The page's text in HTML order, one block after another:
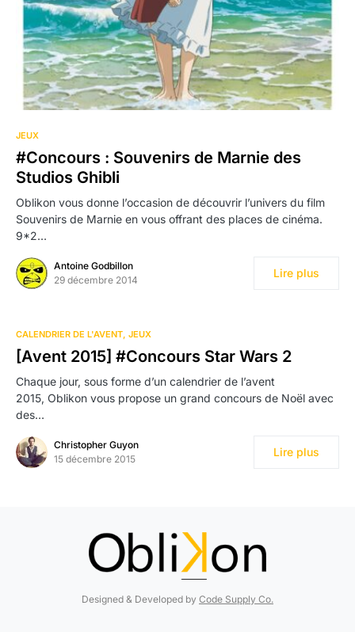
JEUX
#Concours : Souvenirs de Marnie des
Studios Ghibli
Oblikon vous donne l’occasion de découvrir l’univers du film
Souvenirs de Marnie en vous offrant des places de cinéma.
9*2…
Antoine Godbillon
29 décembre 2014
Lire plus
CALENDRIER DE L'AVENT JEUX
[Avent 2015] #Concours Star Wars 2
Chaque jour, sous forme d’un calendrier de l’avent
2015, Oblikon vous propose un grand concours de Noël avec
des…
Christopher Guyon
15 décembre 2015
Lire plus
Designed & Developed by Code Supply Co.